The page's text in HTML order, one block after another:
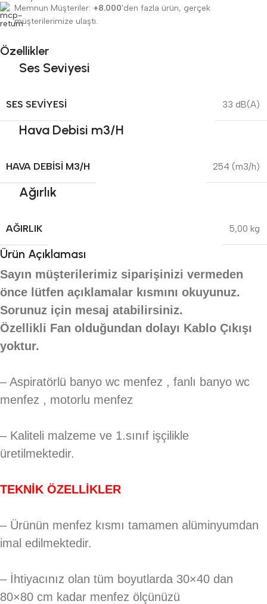
Memnun Müşteriler: +8.000'den fazla ürün, gerçek
müşterilerimize ulaştı.
Özellikler
Ses Seviyesi
SES SEVIYESI 33 dB(A)
Hava Debisi m3/H
HAVA DEBISI M3/H 254 (m3/h)
Ağırlık
AĞIRLIK 5,00 kg
Ürün Açıklaması
Sayın müşterilerimiz siparişinizi vermeden
önce lütfen açıklamalar kısmını okuyunuz.
Sorunuz için mesaj atabilirsiniz.
Özellikli Fan olduğundan dolayı Kablo Çıkışı
yoktur.
– Aspiratörlü banyo wc menfez , fanlı banyo wc
menfez , motorlu menfez
– Kaliteli malzeme ve 1.sınıf işçilikle
üretilmektedir.
TEKNİK ÖZELLİKLER
– Ürünün menfez kısmı tamamen alüminyumdan
imal edilmektedir.
– İhtiyacınız olan tüm boyutlarda 30×40 dan
80×80 cm kadar menfez ölçünüzü